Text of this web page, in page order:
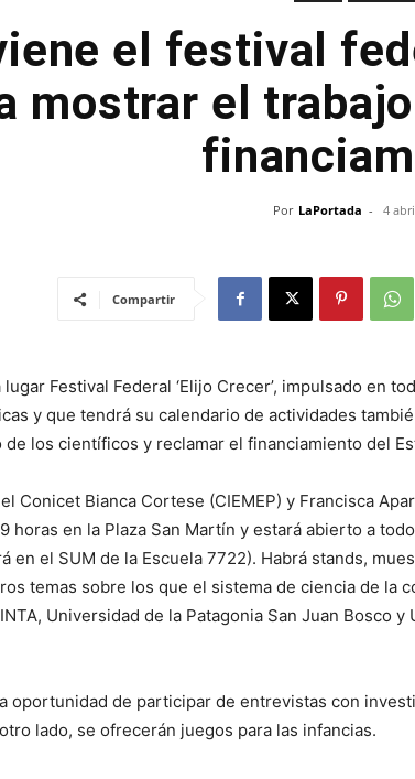
el festival
mostrar el
Por LaPortada - 4
Compartir
Festival Federal ‘Elijo Crecer’, impulsado en
y que tendrá su calendario de actividades
los científicos y reclamar el financiamiento del
Conicet Bianca Cortese (CIEMEP) y Francisca
horas en la Plaza San Martín y estará abierto a
en el SUM de la Escuela 7722). Habrá stands,
temas sobre los que el sistema de ciencia de la
Universidad de la Patagonia San Juan Bosco
oportunidad de participar de entrevistas con
lado, se ofrecerán juegos para las infancias.